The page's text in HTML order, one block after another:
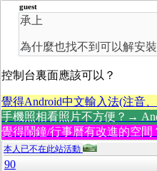
guest
承上
為什麼也找不到可以解安
控制台裏面應該可以？
覺得Android中文輸入法(注音
手機照相看照片不方便？→
覺得鬧鐘/行事曆有改進的空
本人已不在此站活動
90